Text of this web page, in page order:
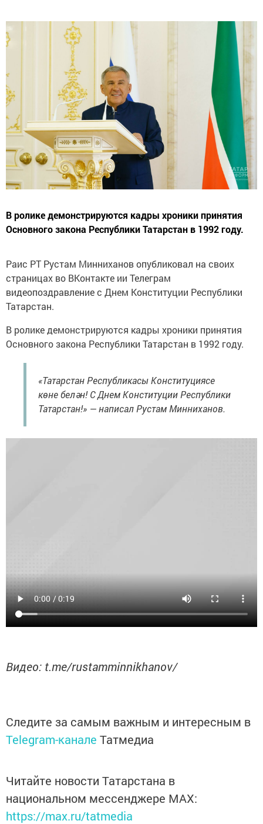
В ролике демонстрируются кадры хроники принятия
Основного закона Республики Татарстан в 1992 году.
Раис РТ Рустам Минниханов опубликовал на своих
страницах во ВКонтакте ии Телеграм
видеопоздравление с Днем Конституции Республики
Татарстан.
В ролике демонстрируются кадры хроники принятия
Основного закона Республики Татарстан в 1992 году.
«Татарстан Республикасы Конституциясе
көне белән! С Днем Конституции Республики
Татарстан!» — написал Рустам Минниханов.
Видео: t.me/rustamminnikhanov/
Следите за самым важным и интересным в
Telegram-канале Татмедиа
Читайте новости Татарстана в
национальном мессенджере MАХ:
https://max.ru/tatmedia